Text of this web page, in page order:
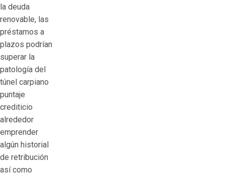
la deuda
renovable, las
préstamos a
plazos podrían
superar la
patologí­a del
túnel carpiano
puntaje
crediticio
alrededor
emprender
algún historial
de retribución
así­ como